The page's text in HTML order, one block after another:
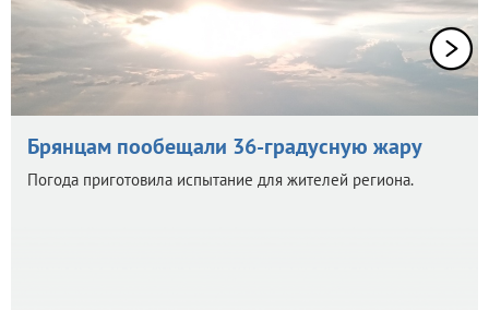
Брянцам пообещали 36-градусную жару
Погода приготовила испытание для жителей региона.